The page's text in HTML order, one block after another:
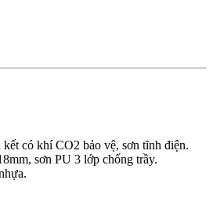
có khí CO2 bảo vệ, sơn tĩnh điện.
sơn PU 3 lớp chống trầy.